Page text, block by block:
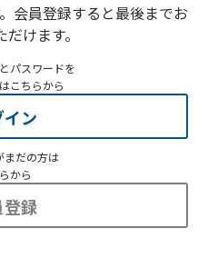
会員登録すると最後までお
けます。
パスワードを
こちらから
イン
まだの方は
から
登録